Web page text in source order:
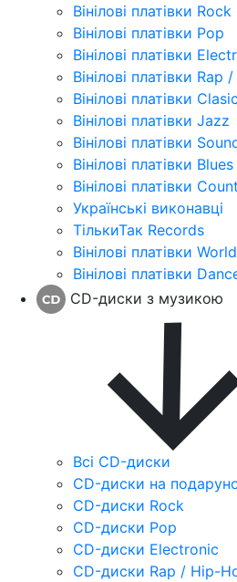
Вінілові платівки Rock
Вінілові платівки Pop
Вінілові платівки
Вінілові платівки
Вінілові платівки
Вінілові платівки Jazz
Вінілові платівки
Вінілові платівки Blues
Вінілові платівки
Українські виконавці
ТількиТак Records
Вінілові платівки
Вінілові платівки
CD-диски з музикою
Всі CD-диски
CD-диски на
CD-диски Rock
CD-диски Pop
CD-диски Electronic
CD-диски Rap / Hip-